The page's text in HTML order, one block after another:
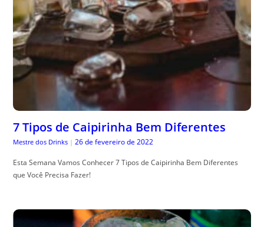
7 Tipos de Caipirinha Bem Diferentes
Mestre dos Drinks | 26 de fevereiro de 2022
Esta Semana Vamos Conhecer 7 Tipos de Caipirinha Bem Diferentes
que Você Precisa Fazer!